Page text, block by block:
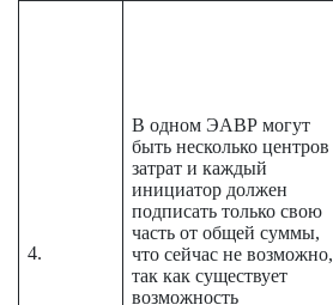
4.
В одном ЭАВР могут
быть несколько центров
затрат и каждый
инициатор должен
подписать только свою
часть от общей суммы,
что сейчас не возможно,
так как существует
возможность